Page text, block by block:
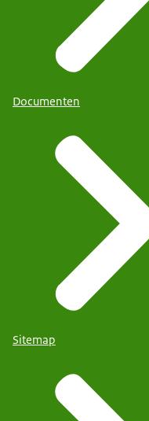
Documenten
Sitemap